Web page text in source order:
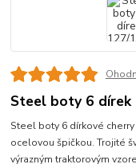
Steel boty 6 dírek
Steel boty 6 dírkové
ocelovou špičkou. Trojité
výrazným traktorovým